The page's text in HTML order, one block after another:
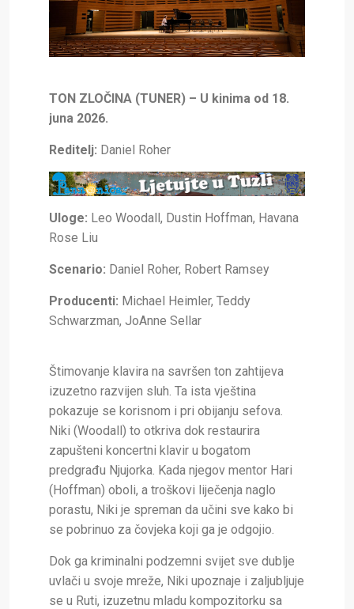
TON ZLOČINA (TUNER) – U kinima od 18.
juna 2026.
Reditelj: Daniel Roher
Uloge: Leo Woodall, Dustin Hoffman, Havana
Rose Liu
Scenario: Daniel Roher, Robert Ramsey
Producenti: Michael Heimler, Teddy
Schwarzman, JoAnne Sellar
Štimovanje klavira na savršen ton zahtijeva
izuzetno razvijen sluh. Ta ista vještina
pokazuje se korisnom i pri obijanju sefova.
Niki (Woodall) to otkriva dok restaurira
zapušteni koncertni klavir u bogatom
predgrađu Njujorka. Kada njegov mentor Hari
(Hoffman) oboli, a troškovi liječenja naglo
porastu, Niki je spreman da učini sve kako bi
se pobrinuo za čovjeka koji ga je odgojio.
Dok ga kriminalni podzemni svijet sve dublje
uvlači u svoje mreže, Niki upoznaje i zaljubljuje
se u Ruti, izuzetnu mladu kompozitorku sa